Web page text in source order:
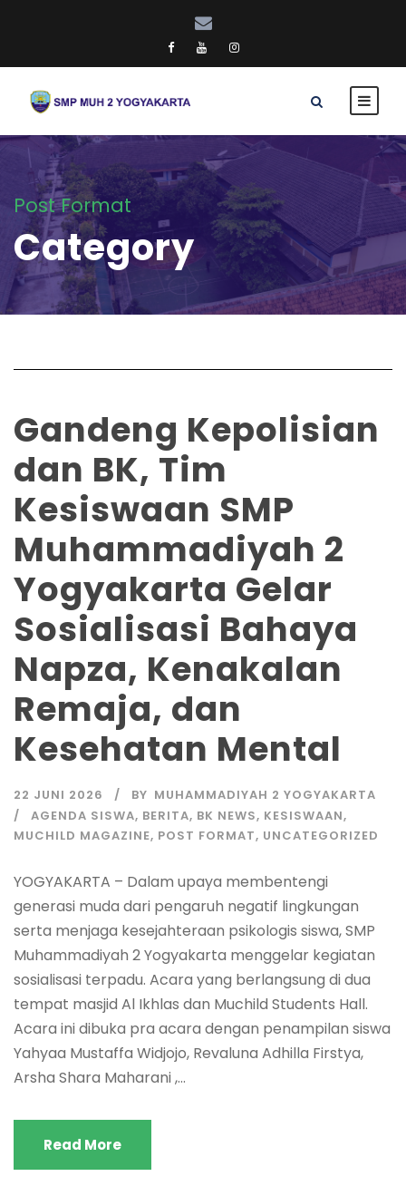
Post Format
Category
Gandeng Kepolisian
dan BK, Tim
Kesiswaan SMP
Muhammadiyah 2
Yogyakarta Gelar
Sosialisasi Bahaya
Napza, Kenakalan
Remaja, dan
Kesehatan Mental
22 JUNI 2026 BY MUHAMMADIYAH 2 YOGYAKARTA
AGENDA SISWA, BERITA, BK NEWS, KESISWAAN,
MUCHILD MAGAZINE, POST FORMAT, UNCATEGORIZED
YOGYAKARTA – Dalam upaya membentengi
generasi muda dari pengaruh negatif lingkungan
serta menjaga kesejahteraan psikologis siswa, SMP
Muhammadiyah 2 Yogyakarta menggelar kegiatan
sosialisasi terpadu. Acara yang berlangsung di dua
tempat masjid Al Ikhlas dan Muchild Students Hall.
Acara ini dibuka pra acara dengan penampilan siswa
Yahyaa Mustaffa Widjojo, Revaluna Adhilla Firstya,
Arsha Shara Maharani ,...
Read More